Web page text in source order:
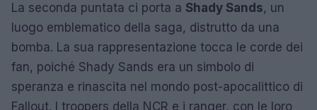
La seconda puntata ci porta a Shady Sands, un
luogo emblematico della saga, distrutto da una
bomba. La sua rappresentazione tocca le corde dei
fan, poiché Shady Sands era un simbolo di
speranza e rinascita nel mondo post-apocalittico di
Fallout. I troopers della NCR e i ranger, con le loro